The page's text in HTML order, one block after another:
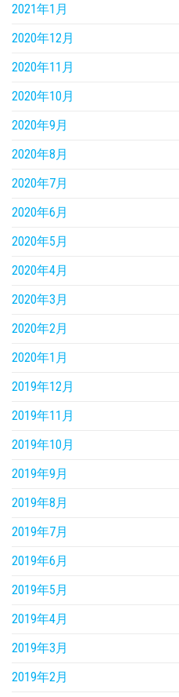
2021年1月
2020年12月
2020年11月
2020年10月
2020年9月
2020年8月
2020年7月
2020年6月
2020年5月
2020年4月
2020年3月
2020年2月
2020年1月
2019年12月
2019年11月
2019年10月
2019年9月
2019年8月
2019年7月
2019年6月
2019年5月
2019年4月
2019年3月
2019年2月